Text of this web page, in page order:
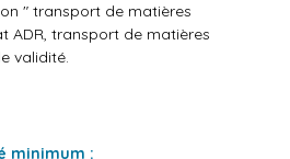
" transport de matières
ADR, transport de matières
validité.
minimum :